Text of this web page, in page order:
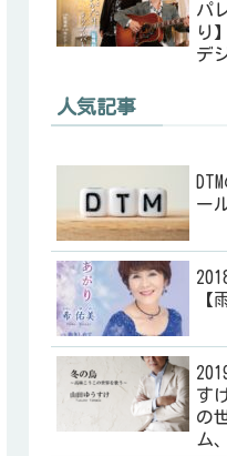
パ
り
デ
人気記事
ー
【
す
の
ム